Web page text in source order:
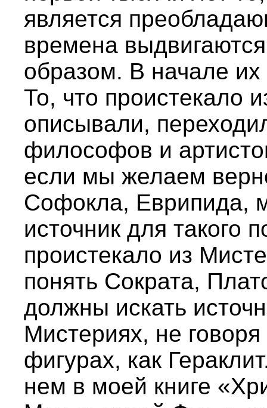
является
времена
образом. В начале
То, что проистекало
описывали,
философов и
если мы желаем
Софокла, Еврипида,
источник для такого
проистекало из
понять Сократа,
должны искать
Мистериях, не
фигурах, как
нем в моей книге